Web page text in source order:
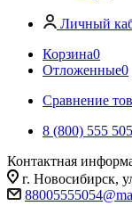
Личный
Корзина0
Отложенные0
Сравнение
8 (800) 555
Контактная
г. Новосибирск,